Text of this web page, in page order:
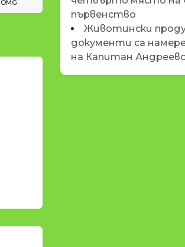
OMG
първенство
Животински
документи са
на Капитан